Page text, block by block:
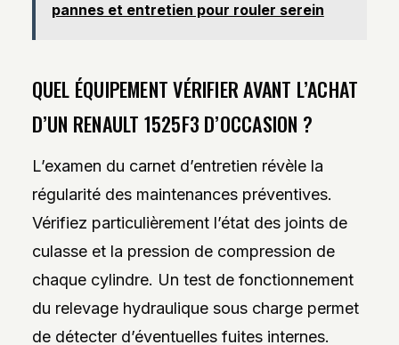
pannes et entretien pour rouler serein
QUEL ÉQUIPEMENT VÉRIFIER AVANT L’ACHAT
D’UN RENAULT 1525F3 D’OCCASION ?
L’examen du carnet d’entretien révèle la
régularité des maintenances préventives.
Vérifiez particulièrement l’état des joints de
culasse et la pression de compression de
chaque cylindre. Un test de fonctionnement
du relevage hydraulique sous charge permet
de détecter d’éventuelles fuites internes.